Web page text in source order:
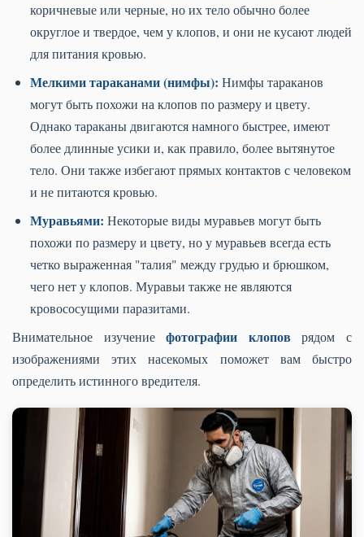
коричневые или черные, но их тело обычно более
округлое и твердое, чем у клопов, и они не кусают людей
для питания кровью.
Мелкими тараканами (нимфы): Нимфы тараканов
могут быть похожи на клопов по размеру и цвету.
Однако тараканы двигаются намного быстрее, имеют
более длинные усики и, как правило, более вытянутое
тело. Они также избегают прямых контактов с человеком
и не питаются кровью.
Муравьями: Некоторые виды муравьев могут быть
похожи по размеру и цвету, но у муравьев всегда есть
четко выраженная "талия" между грудью и брюшком,
чего нет у клопов. Муравьи также не являются
кровососущими паразитами.
Внимательное изучениефотографии клопов рядом с
изображениями этих насекомых поможет вам быстро
определить истинного вредителя.